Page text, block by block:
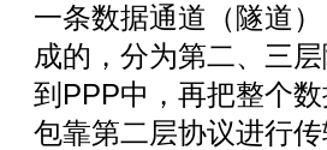
一条数据通道（隧道
成的，分为第二、三
到PPP中，再把整个
包靠第二层协议进行